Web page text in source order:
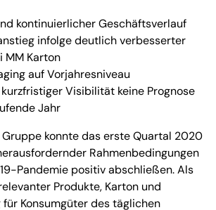
kontinuierlicher Geschäftsverlauf
infolge deutlich verbesserter
MM Karton
auf Vorjahresniveau
Visibilität keine Prognose
Jahr
konnte das erste Quartal 2020
Rahmenbedingungen
Pandemie positiv abschließen. Als
Produkte, Karton und
Konsumgüter des täglichen